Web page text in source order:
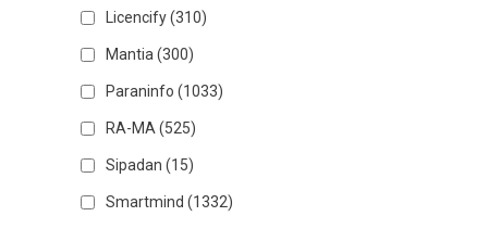
Licencify(310)
Mantia (300)
Paraninfo (1033)
RA-MA (525)
Sipadan (15)
Smartmind (1332)